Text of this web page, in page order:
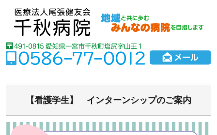
【看護学生】 インターンシップのご案内